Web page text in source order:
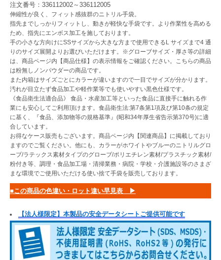
注文番号：336112002～336112005
伸縮性が良く、フィット感抜群のニトリル手袋。
指先までしっかりフィットし、動きが軽快な手袋です。より作業性を高める
ため、指先にエンボス加工を施しております。
手の小さな方向けにSSサイズから大きな方まで使用できるL サイズまで4 通
りのサイズ展開よりお選びいただけます。※グローブサイズ・厚さ等の詳細
は、商品ページ内【商品仕様】の表示情報をご確認ください。こちらの商品
は粉無しノンパウダーの商品です。
また内箱はサイズごとにカラーが違いますので一目でサイズが分かります。
汚れが目立たず食品加工や軽作業等でも使いやすい黒色仕様です。
《食品衛生法適合品》 食品・水産加工等といった食品に直接手に触れる作
業にも安心してご利用頂けます。食品衛生法:第7条第1項及び第10条の規定
に基く、『食品、添加物等の規格基準』(昭和34年厚生省告示第370号)に適
合しています。
お得なケース販売もございます。商品ページ内【関連商品】に掲載しており
ますのでご覧ください。他にも、カラーがホワイトやブルーのニトリルグロ
ーブ/ラテックス素材タイプのグローブ/ポリエチレン素材/プラスチック素材/
粉付き等、調理・食品加工場・清掃業務・病院・学校・介護施設等のさまざ
まな環境でご使用いただける使い捨て手袋を販売しております。
■この商品の色違い・ロット違い早見表 ▶
【法人様限定】本製品の安全データシートご提供可能です